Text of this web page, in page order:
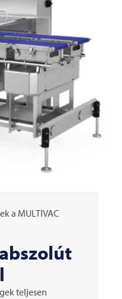
a MULTIVAC
teljesen